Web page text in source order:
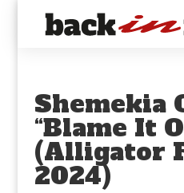
Shemekia
“Blame It
(Alligator
2024)